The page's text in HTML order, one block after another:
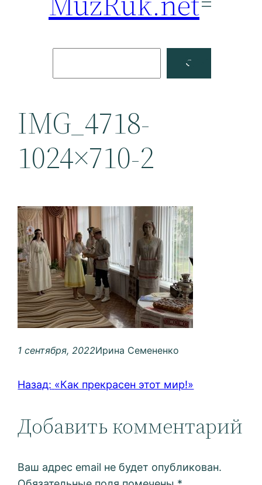
Facebook
IMG_4718-
1024×710-2
1 сентября, 2022Ирина Семененко
Назад: «Как прекрасен этот мир!»
Добавить комментарий
Ваш адрес email не будет опубликован.